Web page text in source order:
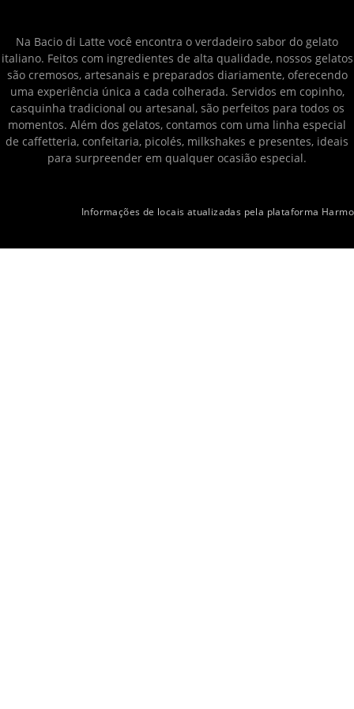
Na Bacio di Latte você encontra o verdadeiro sabor do gelato
italiano. Feitos com ingredientes de alta qualidade, nossos gelatos
são cremosos, artesanais e preparados diariamente, oferecendo
uma experiência única a cada colherada. Servidos em copinho,
casquinha tradicional ou artesanal, são perfeitos para todos os
momentos. Além dos gelatos, contamos com uma linha especial
de caffetteria, confeitaria, picolés, milkshakes e presentes, ideais
para surpreender em qualquer ocasião especial.
Informações de locais atualizadas pela plataforma Harmo